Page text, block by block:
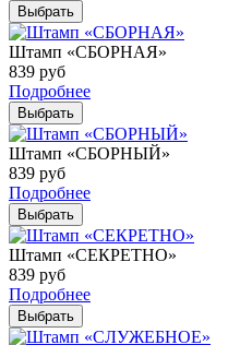
Выбрать
Штамп «СБОРНАЯ»
839 руб
Подробнее
Выбрать
Штамп «СБОРНЫЙ»
839 руб
Подробнее
Выбрать
Штамп «СЕКРЕТНО»
839 руб
Подробнее
Выбрать